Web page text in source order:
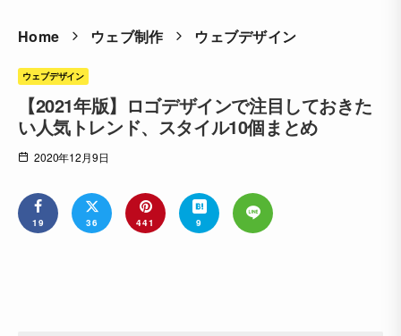
Home ウェブ制作 ウェブデザイン
ウェブデザイン
【2021年版】ロゴデザインで注目しておきた
い人気トレンド、スタイル10個まとめ
2020年12月9日
19 36 441 9